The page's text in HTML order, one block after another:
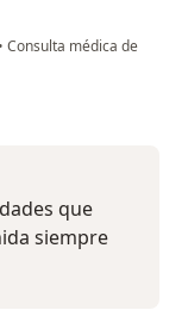
• Consulta médica de
que
siempre